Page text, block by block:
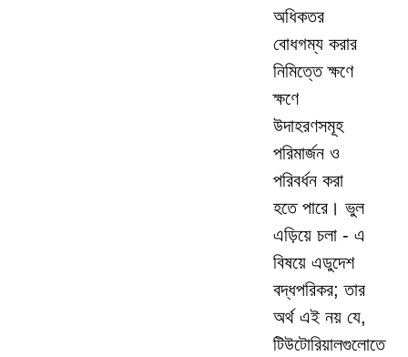
অধিকতর
বোধগম্য করার
নিমিত্তে ক্ষণে
ক্ষণে
উদাহরণসমূহ
পরিমার্জন ও
পরিবর্ধন করা
হতে পারে। ভুল
এড়িয়ে চলা - এ
বিষয়ে এডুদেশ
বদ্ধপরিকর; তার
অর্থ এই নয় যে,
টিউটোরিয়ালগুলোতে